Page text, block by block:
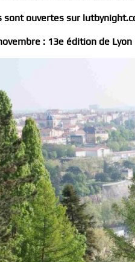
sont ouvertes sur
: 13e édition de